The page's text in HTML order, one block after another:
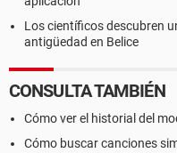
Los científicos descubren
antigüedad en Belice
CONSULTA TAMBIÉN
Cómo ver el historial del
Cómo buscar canciones